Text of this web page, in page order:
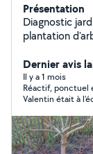
Présentation
Diagnostic jardin -
plantation
de la santé
résilience face aux
solutions sur
d'intervention sur le
principalement,
de jardinage
Dernier avis
Il y a 1 mois
Réactif, ponctuel
Valentin était à